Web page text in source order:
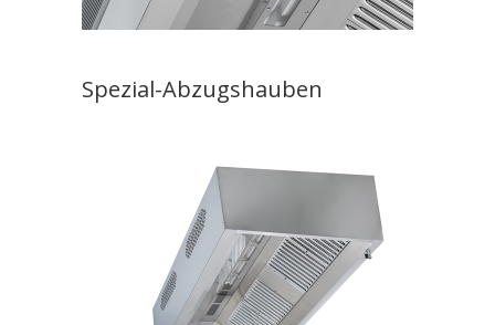
Spezial-Abzugshauben